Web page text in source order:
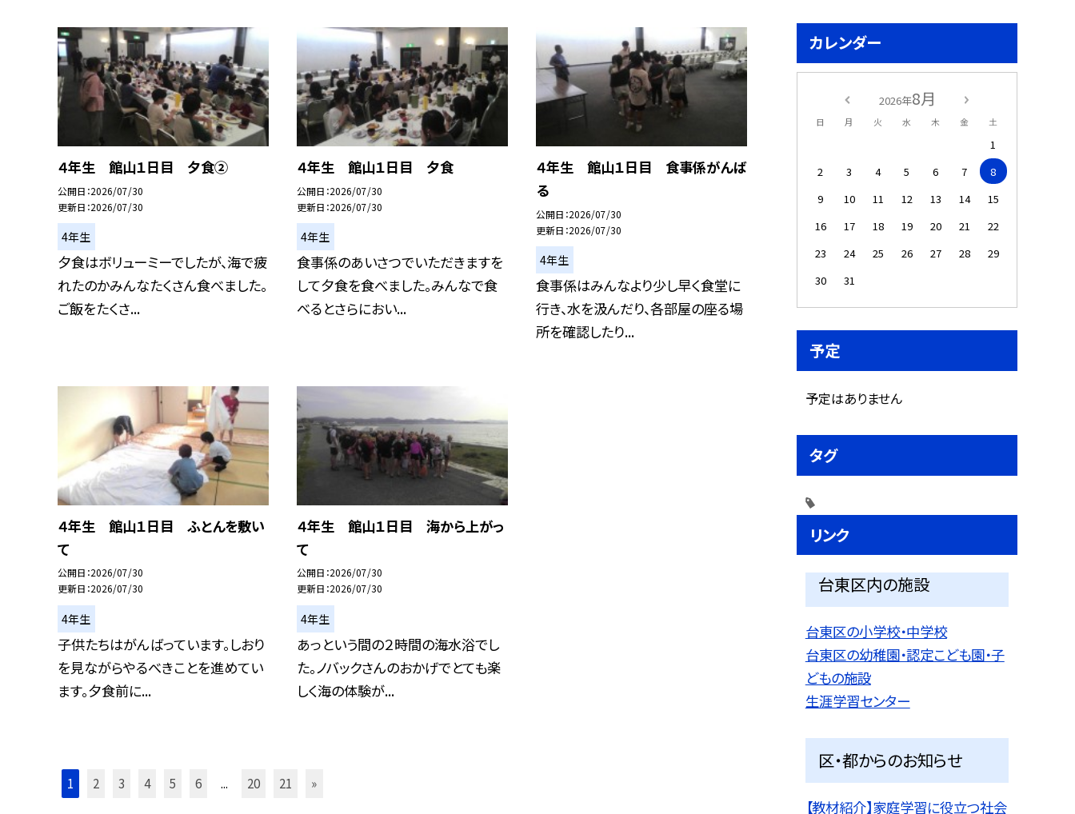
４年生 館山１日目 夕食②
公開日 2026/07/30
更新日 2026/07/30
4年生
夕食はボリューミーでしたが、海で疲
れたのかみんなたくさん食べました。
ご飯をたくさ...
４年生 館山１日目 夕食
公開日 2026/07/30
更新日 2026/07/30
4年生
食事係のあいさつでいただきますを
して夕食を食べました。みんなで食
べるとさらにおい...
４年生 館山１日目 食事係がんば
る
公開日 2026/07/30
更新日 2026/07/30
4年生
食事係はみんなより少し早く食堂に
行き、水を汲んだり、各部屋の座る場
所を確認したり...
４年生 館山１日目 ふとんを敷い
て
公開日 2026/07/30
更新日 2026/07/30
4年生
子供たちはがんばっています。しおり
を見ながらやるべきことを進めてい
ます。夕食前に...
４年生 館山１日目 海から上がっ
て
公開日 2026/07/30
更新日 2026/07/30
4年生
あっという間の２時間の海水浴でし
た。ノバックさんのおかげでとても楽
しく海の体験が...
1 2 3 4 5 6 ... 20 21 »
カレンダー
2026年8月
日 月 火 水 木 金 土
1
2
3 4 5 6 7
8
9
10 11 12 13 14
15
16
17 18 19 20 21
22
23
24 25 26 27 28
29
30
31
予定
予定はありません
タグ
リンク
台東区内の施設
台東区の小学校・中学校
台東区の幼稚園・認定こども園・子
どもの施設
生涯学習センター
区・都からのお知らせ
【教材紹介】家庭学習に役立つ社会